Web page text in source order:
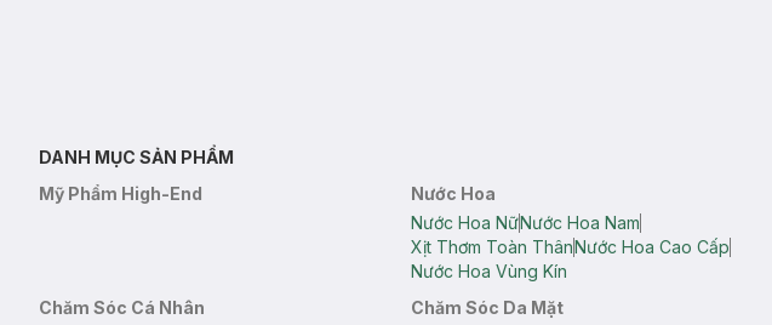
DANH MỤC SẢN PHẨM
Mỹ Phẩm High-End
Nước Hoa
Nước Hoa NữNước Hoa Nam
Xịt Thơm Toàn ThânNước Hoa Cao Cấp
Nước Hoa Vùng Kín
Chăm Sóc Cá Nhân
Chăm Sóc Da Mặt